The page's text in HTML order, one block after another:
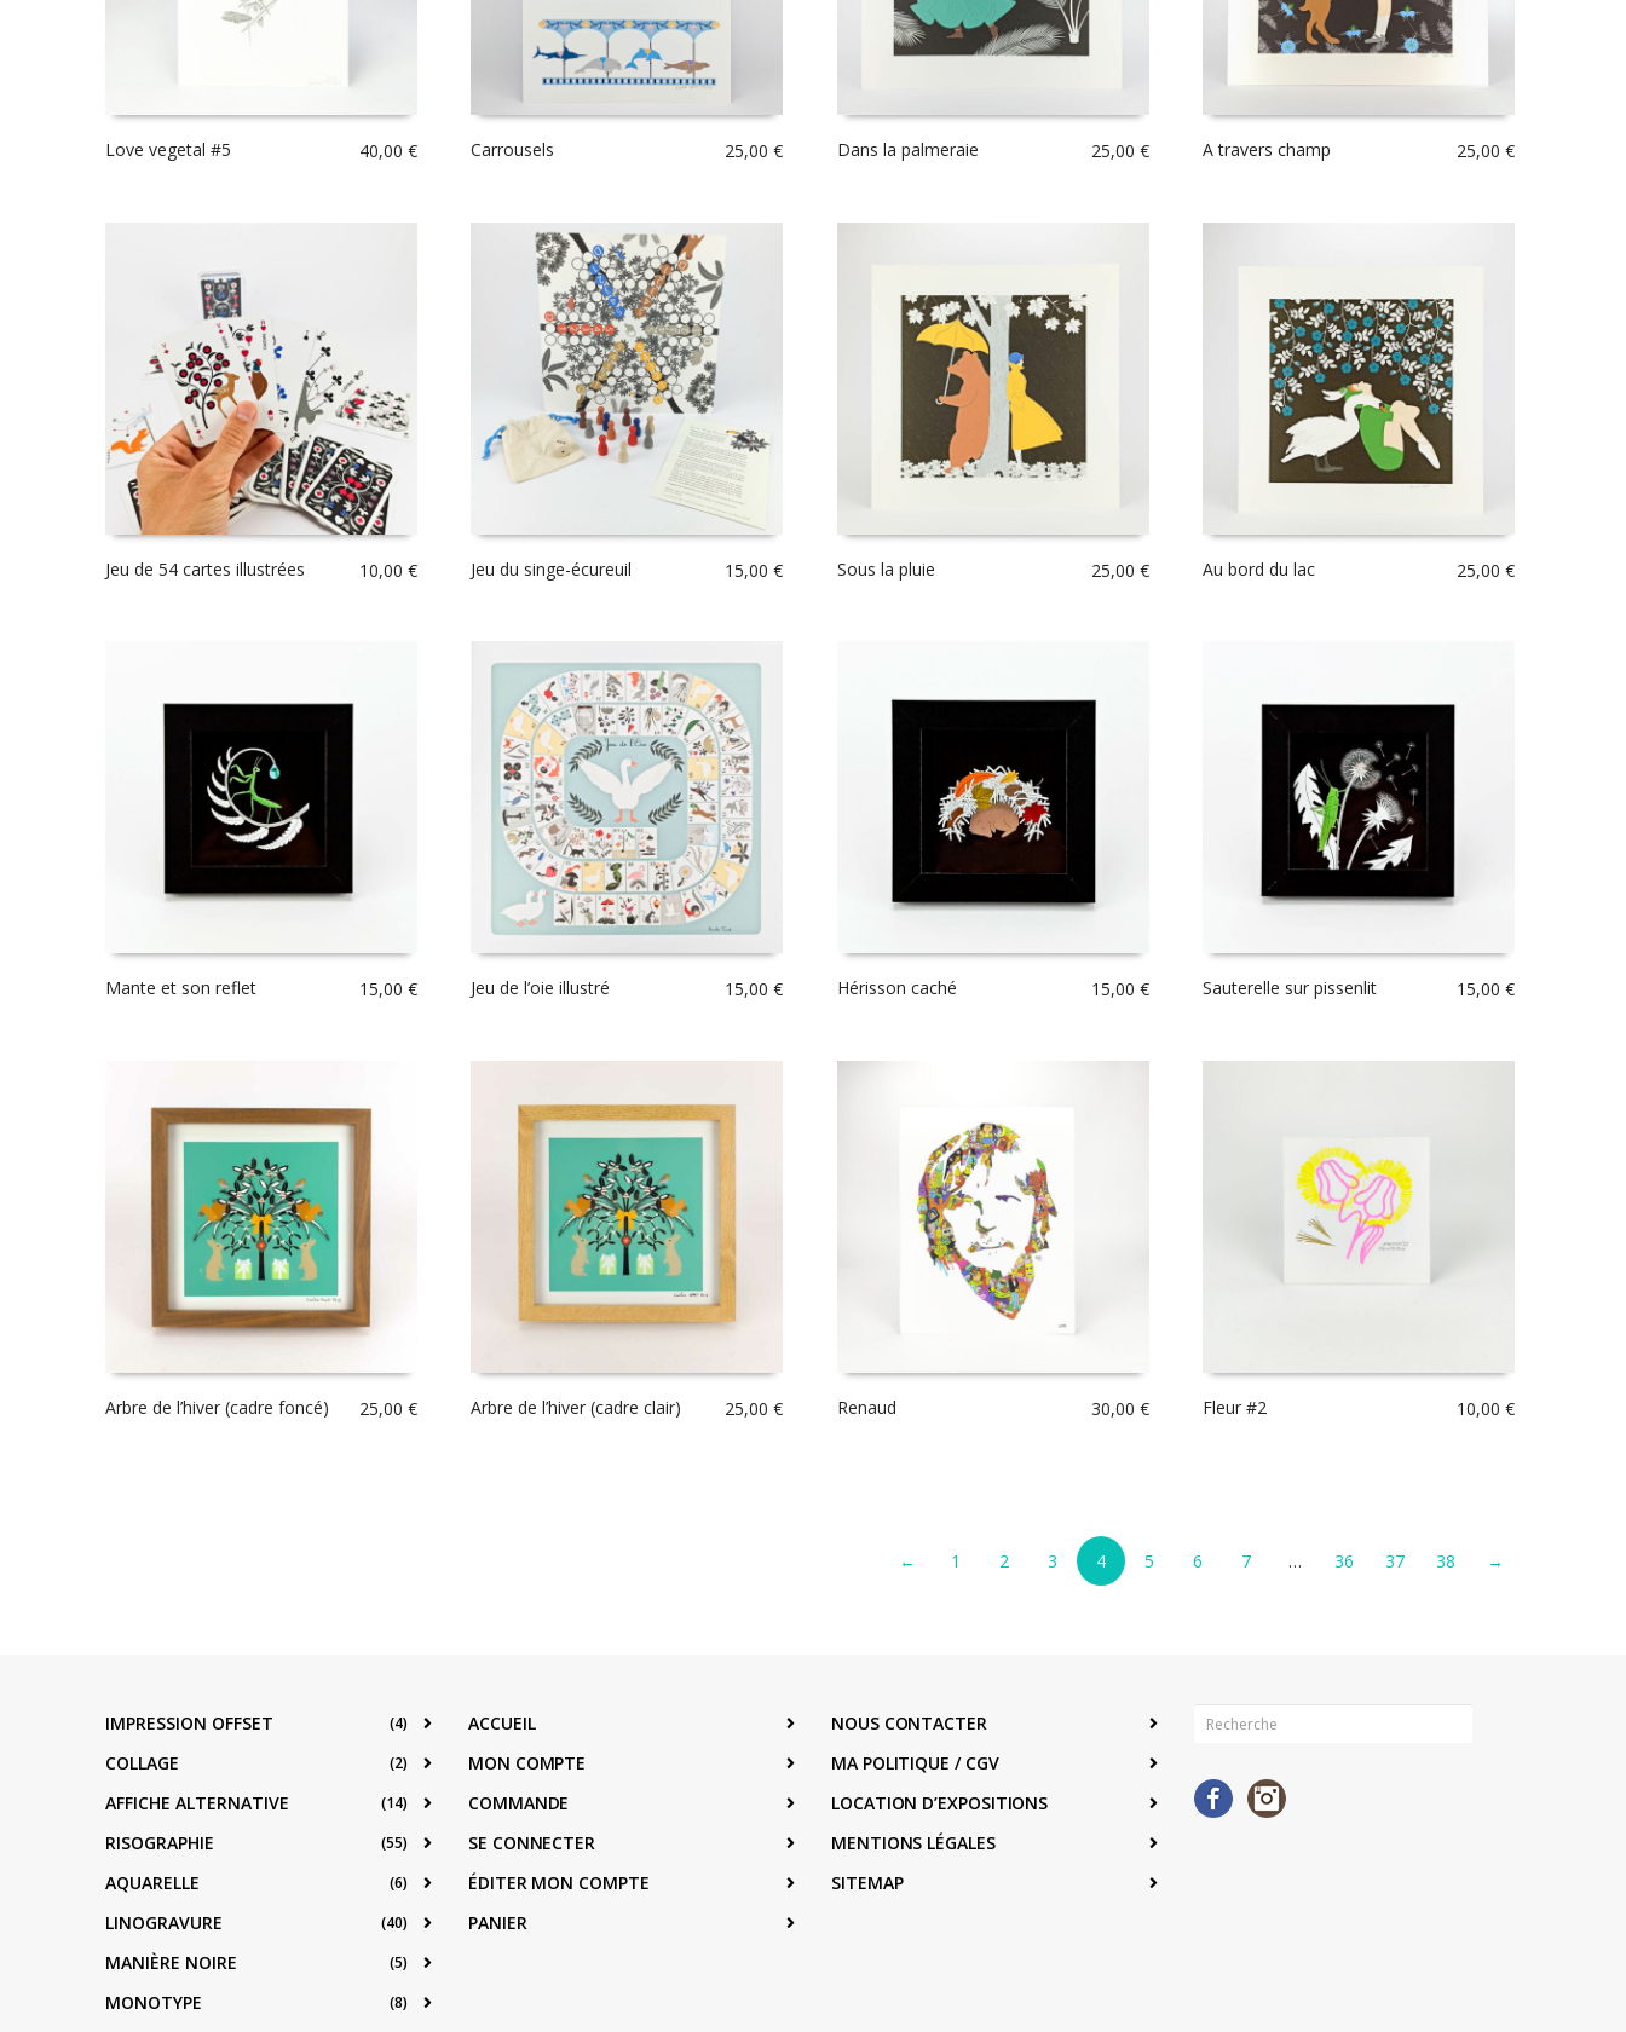
Love vegetal #5 40,00 € Carrousels 25,00€ Dans la palmeraie 25,00 € A travers champ 25,00€
Jeu de 54 cartes illustrées 10,00 € Jeu du singe-écureuil 15,00€ Sous la pluie 25,00 € Au bord du lac 25,00€
Mante et son reflet 15,00 € Jeu de l’oie illustré 15,00€ Hérisson caché 15,00 € Sauterelle sur pissenlit 15,00€
Arbre de l’hiver (cadre foncé) 25,00 € Arbre de l’hiver (cadre clair) 25,00€ Renaud 30,00 € Fleur #2 10,00€
← 1 2 3 4 5 6 7 … 36 37 38 →
IMPRESSION OFFSET (4)
COLLAGE (2)
AFFICHE ALTERNATIVE (14)
RISOGRAPHIE (55)
AQUARELLE (6)
LINOGRAVURE (40)
MANIÈRE NOIRE (5)
MONOTYPE (8)
ACCUEIL
MON COMPTE
COMMANDE
SE CONNECTER
ÉDITER MON COMPTE
PANIER
NOUS CONTACTER
MA POLITIQUE / CGV
LOCATION D’EXPOSITIONS
MENTIONS LÉGALES
SITEMAP
Facebook